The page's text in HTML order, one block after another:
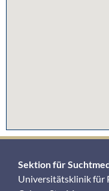
Sektion für
Universitätsklinik für